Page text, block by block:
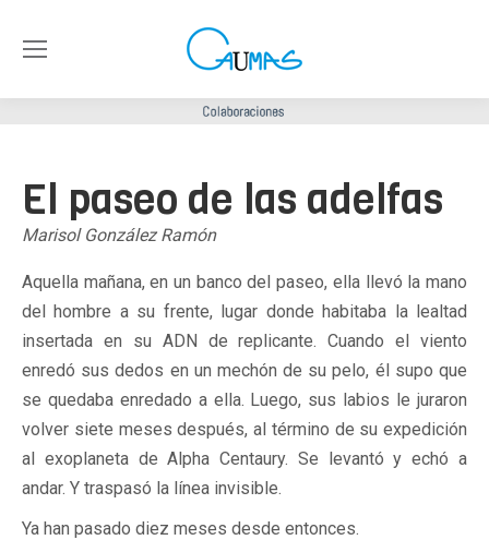
El paseo de las adelfas
Marisol González Ramón
Aquella mañana, en un banco del paseo, ella llevó la mano
del hombre a su frente, lugar donde habitaba la lealtad
insertada en su ADN de replicante. Cuando el viento
enredó sus dedos en un mechón de su pelo, él supo que
se quedaba enredado a ella. Luego, sus labios le juraron
volver siete meses después, al término de su expedición
al exoplaneta de Alpha Centaury. Se levantó y echó a
andar. Y traspasó la línea invisible.
Ya han pasado diez meses desde entonces.